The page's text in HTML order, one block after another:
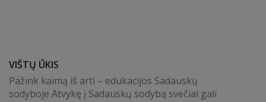
VIŠTŲ ŪKIS
Pažink kaimą iš arti – edukacijos Sadauskų
sodyboje Atvykę į Sadauskų sodybą svečiai gali